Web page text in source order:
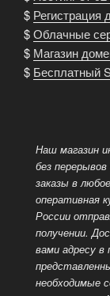
$ Регистрация
$Облачные
$ Магазин
$ Бесплатный
Наш магазин
без
заказы в
оперативная
России
получении.
вами адресу в
необходимые